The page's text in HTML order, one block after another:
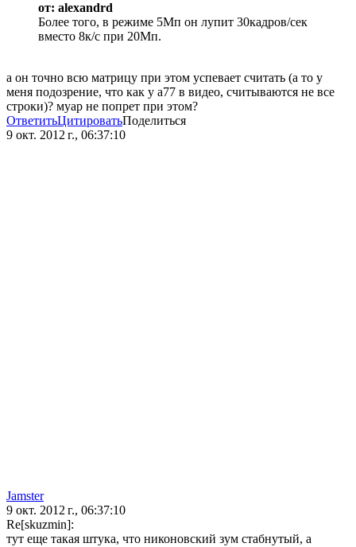
от: alexandrd
Более того, в режиме 5Мп он лупит 30кадров/сек
вместо 8к/с при 20Мп.
а он точно всю матрицу при этом успевает считать (а то у
меня подозрение, что как у а77 в видео, считываются не все
строки)? муар не попрет при этом?
ОтветитьЦитироватьПоделиться
9 окт. 2012 г., 06:37:10
Jamster
9 окт. 2012 г., 06:37:10
Re[skuzmin]:
тут еще такая штука, что никоновский зум стабнутый, а